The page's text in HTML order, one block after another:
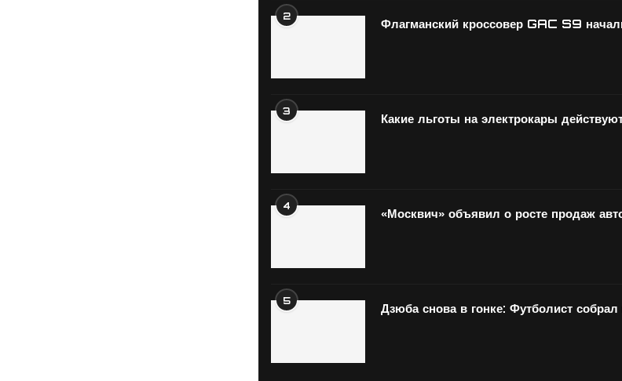
2
Флагманский кроссовер GAC S9
3
Какие льготы на электрокары
4
«Москвич» объявил о росте продаж
5
Дзюба снова в гонке: Футболист